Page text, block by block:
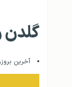
گلدن
آخرین